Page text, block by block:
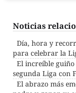
Noticias
Día, hora y
para celebrar la
El increíble guiño
segunda Liga con
El abrazo más